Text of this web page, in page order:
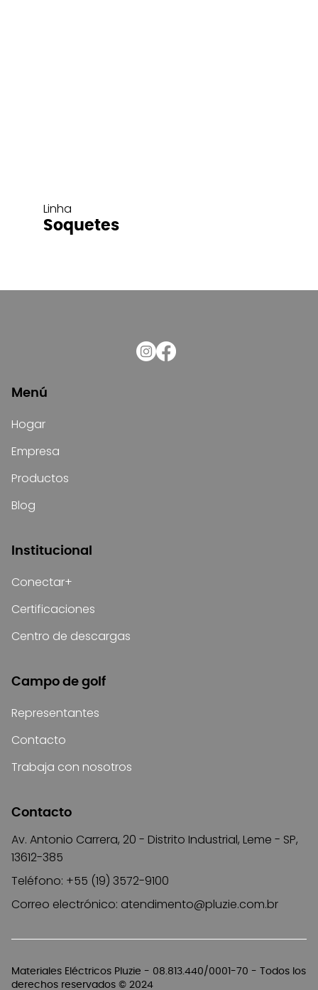
Linha
Soquetes
Materiales Eléctricos Pluzie - 08.813.440/0001-70 - Todos los
derechos reservados © 2024
Menú
Hogar
Empresa
Productos
Blog
Institucional
Conectar+
Certificaciones
Centro de descargas
Campo de golf
Representantes
Contacto
Trabaja con nosotros
Contacto
Av. Antonio Carrera, 20 - Distrito Industrial, Leme - SP,
13612-385
Teléfono: +55 (19) 3572-9100
Correo electrónico: atendimento@pluzie.com.br